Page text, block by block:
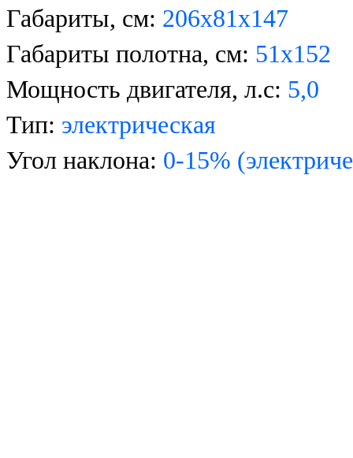
Габариты, см: 206х81х147
Габариты полотна, см: 51х152
Мощность двигателя, л.с: 5,0
Тип: электрическая
Угол наклона: 0-15%